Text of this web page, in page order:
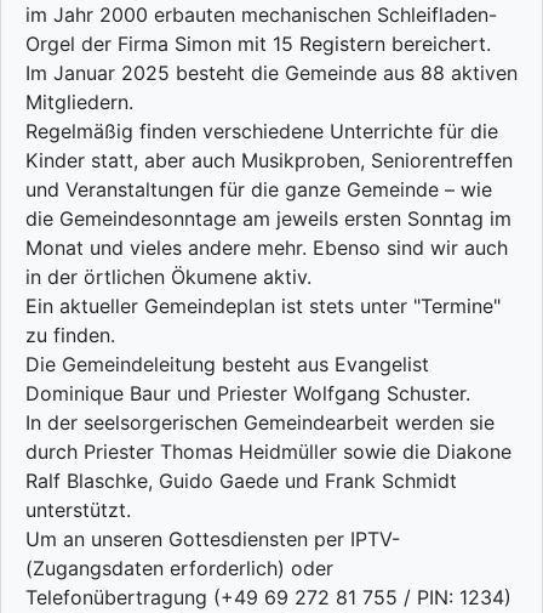
im Jahr 2000 erbauten mechanischen Schleifladen-
Orgel der Firma Simon mit 15 Registern bereichert.
Im Januar 2025 besteht die Gemeinde aus 88 aktiven
Mitgliedern.
Regelmäßig finden verschiedene Unterrichte für die
Kinder statt, aber auch Musikproben, Seniorentreffen
und Veranstaltungen für die ganze Gemeinde – wie
die Gemeindesonntage am jeweils ersten Sonntag im
Monat und vieles andere mehr. Ebenso sind wir auch
in der örtlichen Ökumene aktiv.
Ein aktueller Gemeindeplan ist stets unter "Termine"
zu finden.
Die Gemeindeleitung besteht aus Evangelist
Dominique Baur und Priester Wolfgang Schuster.
In der seelsorgerischen Gemeindearbeit werden sie
durch Priester Thomas Heidmüller sowie die Diakone
Ralf Blaschke, Guido Gaede und Frank Schmidt
unterstützt.
Um an unseren Gottesdiensten per IPTV-
(Zugangsdaten erforderlich) oder
Telefonübertragung (+49 69 272 81 755 / PIN: 1234)